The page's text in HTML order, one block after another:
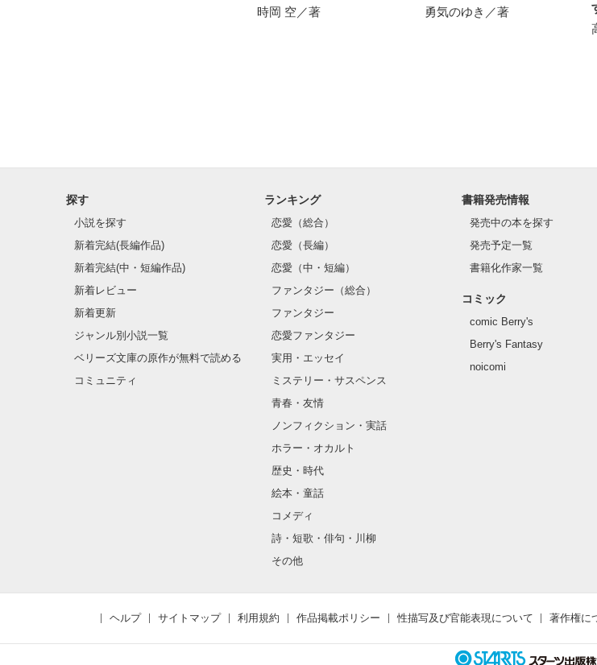
時岡 空／著
勇気のゆき／著
探す
小説を探す
新着完結(長編作品)
新着完結(中・短編作品)
新着レビュー
新着更新
ジャンル別小説一覧
ベリーズ文庫の原作が無料で読める
コミュニティ
ランキング
恋愛（総合）
恋愛（長編）
恋愛（中・短編）
ファンタジー（総合）
ファンタジー
恋愛ファンタジー
実用・エッセイ
ミステリー・サスペンス
青春・友情
ノンフィクション・実話
ホラー・オカルト
歴史・時代
絵本・童話
コメディ
詩・短歌・俳句・川柳
その他
書籍発売情報
発売中の本を探す
発売予定一覧
書籍化作家一覧
コミック
comic Berry's
Berry's Fantasy
noicomi
ヘルプ サイトマップ 利用規約 作品掲載ポリシー 性描写及び官能表現について 著作権に